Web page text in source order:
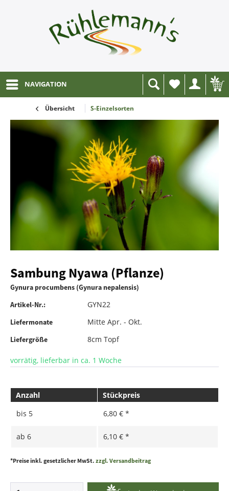
NAVIGATION
Wunschliste
Übersicht S-Einzelsorten
Sambung Nyawa (Pflanze)
Gynura procumbens (Gynura nepalensis)
Artikel-Nr.:
GYN22
Liefermonate Mitte Apr. - Okt.
Liefergröße 8cm Topf
vorrätig, lieferbar in ca. 1 Woche
Anzahl
Stückpreis
bis 5 6,80 € *
ab 6 6,10 € *
*Preise inkl. gesetzlicher MwSt. zzgl. Versandbeitrag